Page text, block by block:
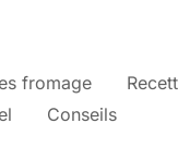
fromage
Conseils